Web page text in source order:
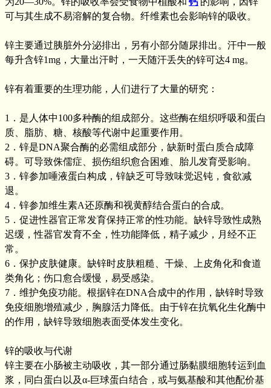
可与其生成不易溶解的复合物。纤维素也会影响锌的吸收。
锌主要通过胰脏外分泌排出，另有小部分随尿排出。汗中一般
每升含锌1mg，大量出汗时，一天随汗丢失的锌可达4 mg。
锌有着重要的生理功能，人们进行了大量的研究：
1．是人体中100多种酶的组成部分。这些酶在组织呼吸和蛋白
质、脂肪、糖、核酸等代谢中起重要作用。
2．锌是DNA聚合酶的必需组成部分，缺新时蛋白质合成障
碍。可导致侏儒症、损伤组织愈合困难、胎儿发育受影响。
3．锌参加唾液蛋白构成，锌缺乏可导致味觉迟钝，食欲减
退。
4．锌参加维生素A还原酶和视黄醇结合蛋白的合成。
5．促进性器官正常发育保持正常的性功能。缺锌导致性成熟
迟缓，性器官发育不全，性功能降低，精子减少，月经不正
常。
6．保护皮肤健康。缺锌时皮肤粗糙、干燥、上皮角化和食道
类角化；伤口愈合缓慢，易受感染。
7．维护免疫功能。根据锌在DNA合成中的作用，缺锌时导致
免疫细胞增殖减少，胸腺活力降低。由于锌在抗氧化生化酶中
的作用，缺锌导致细胞表面受体发生变化。
锌的吸收与代谢
锌主要在小肠被主动吸收，其一部分通过肠黏膜细胞转运到血
浆，同白蛋白以及α-巨球蛋白结合，或与氨基酸和其他配价基